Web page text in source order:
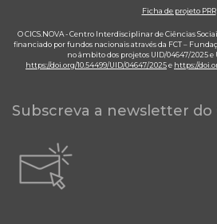
Ficha de projeto PRR
O CICS.NOVA - Centro Interdisciplinar de Ciências
financiado por fundos nacionais através da FCT –
no âmbito dos projetos UID/04647/2025 e
https://doi.org/10.54499/UID/04647/2025e https://
Subscreva a newsletter do